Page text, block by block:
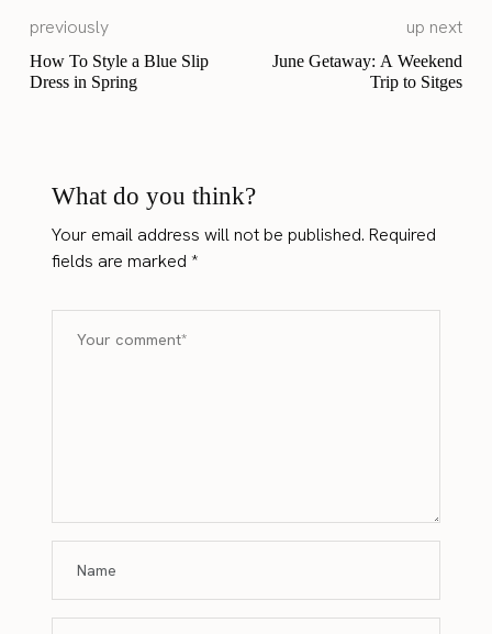
previously
How To Style a Blue Slip
Dress in Spring
up next
June Getaway: A Weekend
Trip to Sitges
What do you think?
Your email address will not be published. Required
fields are marked*